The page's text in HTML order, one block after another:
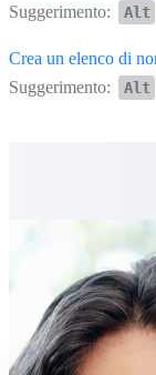
Suggerimento:
Alt
Crea un elenco di
Suggerimento:
Alt